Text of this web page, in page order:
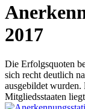
2017
Die Erfolgsquoten
sich recht deutlich
ausgebildet
Mitgliedsstaaten